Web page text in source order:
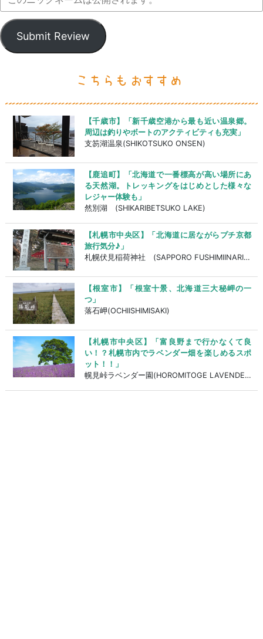
Submit Review
【千歳市】「新千歳空港から最も近い温泉郷。
周辺は釣りやボートのアクティビティも充実」
支笏湖温泉(SHIKOTSUKO ONSEN)
【鹿追町】「北海道で一番標高が高い場所にあ
る天然湖。トレッキングをはじめとした様々な
レジャー体験も」
然別湖 (SHIKARIBETSUKO LAKE)
【札幌市中央区】「北海道に居ながらプチ京都
旅行気分♪」
札幌伏見稲荷神社 (SAPPORO FUSHIMIINARI JINJYA)
【根室市】「根室十景、北海道三大秘岬の一
つ」
落石岬(OCHIISHIMISAKI)
【札幌市中央区】「富良野まで行かなくて良
い！？札幌市内でラベンダー畑を楽しめるスポ
ット！！」
幌見峠ラベンダー園(HOROMITOGE LAVENDER EN)